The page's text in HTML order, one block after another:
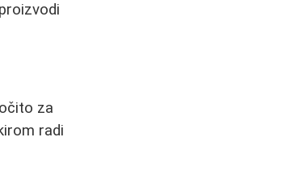
za
radi